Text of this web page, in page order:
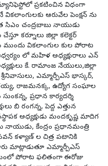
ప్రకటించిన విధంగా
ఆరువేల పెంక్షన్ ను
సిఎం చంద్రబాబు నాయుడు
కర్నూలు జిల్లా కలెక్టర్
వికలాంగుల కుల పోరాట
లో మహిళ అధ్యక్షురాలు ఎన్
కే. రామాంజ నేయులు,జిల్లా
ఎమ్మార్పీఎస్ భాస్కర్,
రాజమనక్క, ఉద్యోగ సంఘాల
సుంకన్న, ప్రధాన కార్యదర్శి
బి రంగన్న, పెద్ద ఎత్తున
అధ్యక్షుడు మందకృష్ణ మాదిగ
నాయుడు, కేంద్రం ప్రధానమంత్రి
కళ్యాణ్ ల చిత్ర పటానికి
మాట్లాడుతూ ఎమ్మార్పీఎస్
పోరాట ఫలితంగా ఈరోజు